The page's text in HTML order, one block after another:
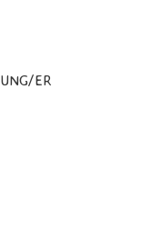
ER